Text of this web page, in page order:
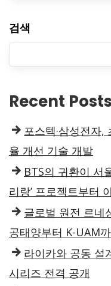
검색
Recent Posts
포스텍·삼성전자,
율 개선 기술 개발
BTS의 귀환이 서
리랑’ 프로젝트부터
글로벌 원전 르네
공태양부터 K-UAM
라이카와 공동 설
시리즈 전격 공개